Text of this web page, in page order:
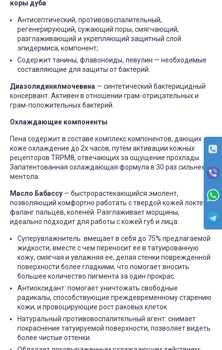
коры дуба
Антисептический, противовоспалительный,
регенерирующий, сужающий поры, смягчающий,
разглаживающий и укрепляющий защитный слой
эпидермиса, компонент;
Содержит танины, флавоноиды, левулин — необходимые
составляющие для защиты от бактерий.
Диазолидинилмочевина — синтетический бактерицидный
консервант. Активен в отношении грам-отрицательных и
грам-положительных бактерий.
Охлаждающие компоненты
Пена содержит в составе комплекс компонентов, дающих
коже охлаждение до 2х часов, путём активации кожных
рецепторов TRPM8, отвечающих за ощущение прохлады.
Запатентованная охлаждающая формула в 30 раз сильнее
ментола.
Масло Бабассу — быстрорастекающийся эмолент,
позволяющий комфортно работать с твердой кожей локтей,
фаланг пальцев, коленей. Разглаживает морщины,
идеально подходит для работы с кожей губ и лица:
Суперувлажнитель: вмещает в себя до 75% предлагаемой
жидкости, вместе с чем переносит ее в татуированную
кожу, смягчая и увлажняя ее, делая стенки поврежденной
поверхности более гладкими, что помогает вносить
большее количество пигмента за один прокрас.
Антиоксидант: помогает уничтожать свободные
радикалы, способствующие преждевременному старению
кожи, и провоцирующие рост раковых клеток.
Натуральный противовоспалительный агент: снимает
покраснение татуируемой поверхности, позволяет видеть
более чистые оттенки.